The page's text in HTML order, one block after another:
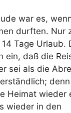
war es,
durften. Nur
Tage Urlaub.
ein, daß die
sei als die
Heimat wieder
wieder in den